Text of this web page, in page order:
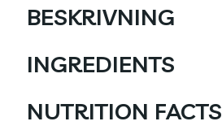
BESKRIVNING
INGREDIENTS
NUTRITION FACTS